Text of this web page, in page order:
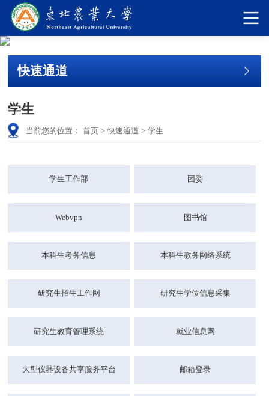
快速通道
学生
当前您的位置： 首页 > 快速通道 > 学生
学生工作部 团委
Webvpn 图书馆
本科生考务信息 本科生教务网络系统
研究生招生工作网 研究生学位信息采集
研究生教育管理系统 就业信息网
大型仪器设备共享服务平台 邮箱登录